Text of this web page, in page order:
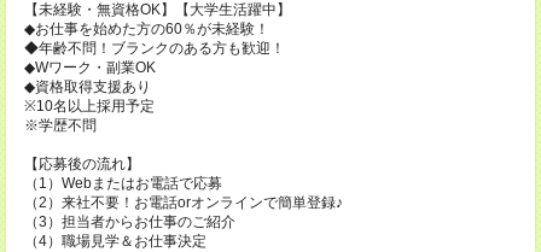
【未経験・無資格OK】【大学生活躍中】
◆お仕事を始めた方の60％が未経験！
◆年齢不問！ブランクのある方も歓迎！
◆Wワーク・副業OK
◆資格取得支援あり
※10名以上採用予定
※学歴不問
【応募後の流れ】
（1）Webまたはお電話で応募
（2）来社不要！お電話orオンラインで簡単登録♪
（3）担当者からお仕事のご紹介
（4）職場見学＆お仕事決定